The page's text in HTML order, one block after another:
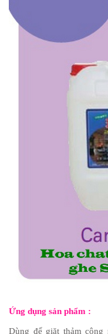
Ứng dụng sản phẩm :
Dùng để giặt thảm công